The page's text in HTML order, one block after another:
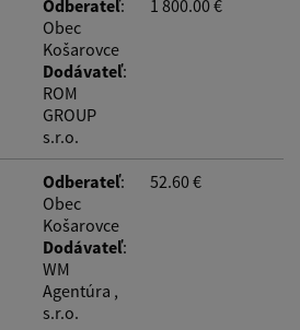
Odberateľ:
Obec
Košarovce
Dodávateľ:
ROM
GROUP
s.r.o.
1 800.00 €
Odberateľ:
Obec
Košarovce
Dodávateľ:
WM
Agentúra ,
s.r.o.
52.60 €